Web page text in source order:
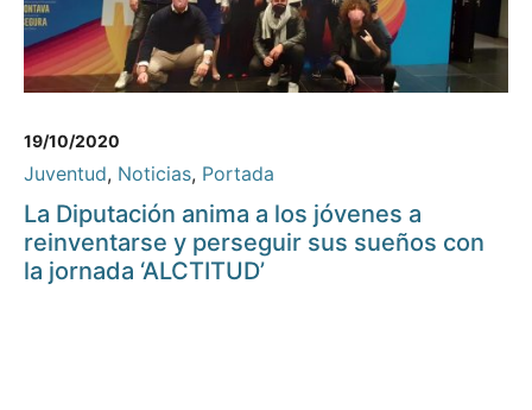
19/10/2020
Juventud, Noticias, Portada
La Diputación anima a los jóvenes a
reinventarse y perseguir sus sueños con
la jornada ‘ALCTITUD’